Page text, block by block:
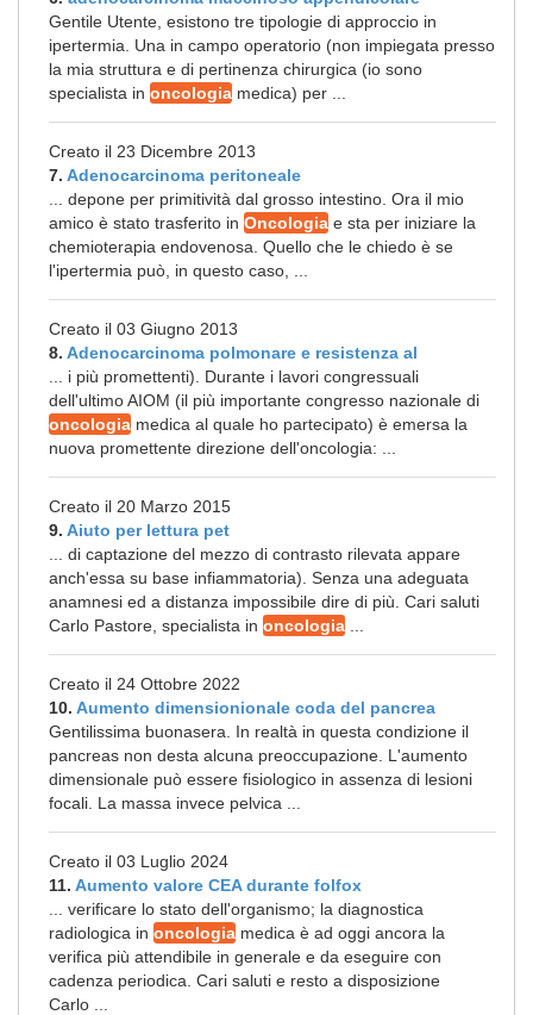
Gentile Utente, esistono tre tipologie di approccio in
ipertermia. Una in campo operatorio (non impiegata presso
la mia struttura e di pertinenza chirurgica (io sono
specialista in oncologia medica) per ...
Creato il 23 Dicembre 2013
7. Adenocarcinoma peritoneale
... depone per primitività dal grosso intestino. Ora il mio
amico è stato trasferito in Oncologia e sta per iniziare la
chemioterapia endovenosa. Quello che le chiedo è se
l'ipertermia può, in questo caso, ...
Creato il 03 Giugno 2013
8. Adenocarcinoma polmonare e resistenza al
... i più promettenti). Durante i lavori congressuali
dell'ultimo AIOM (il più importante congresso nazionale di
oncologia medica al quale ho partecipato) è emersa la
nuova promettente direzione dell'oncologia: ...
Creato il 20 Marzo 2015
9. Aiuto per lettura pet
... di captazione del mezzo di contrasto rilevata appare
anch'essa su base infiammatoria). Senza una adeguata
anamnesi ed a distanza impossibile dire di più. Cari saluti
Carlo Pastore, specialista in oncologia
Creato il 24 Ottobre 2022
10. Aumento dimensionionale coda del pancrea
Gentilissima buonasera. In realtà in questa condizione il
pancreas non desta alcuna preoccupazione. L'aumento
dimensionale può essere fisiologico in assenza di lesioni
focali. La massa invece pelvica ...
Creato il 03 Luglio 2024
11. Aumento valore CEA durante folfox
... verificare lo stato dell'organismo; la diagnostica
radiologica in oncologia medica è ad oggi ancora la
verifica più attendibile in generale e da eseguire con
cadenza periodica. Cari saluti e resto a disposizione
Carlo ...